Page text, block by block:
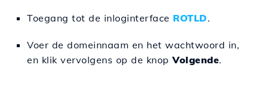
Toegang tot de inloginterface ROTLD.
Voer de domeinnaam en het wachtwoord in,
en klik vervolgens op de knopVolgende.